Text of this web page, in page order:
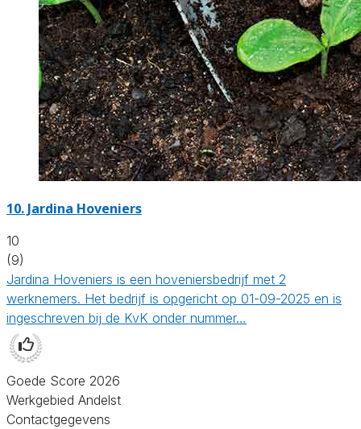
10. Jardina Hoveniers
10
(9)
Jardina Hoveniers is een hoveniersbedrijf met 2
werknemers. Het bedrijf is opgericht op 01-09-2025 en is
ingeschreven bij de KvK onder nummer…
Goede Score 2026
Werkgebied Andelst
Contactgegevens